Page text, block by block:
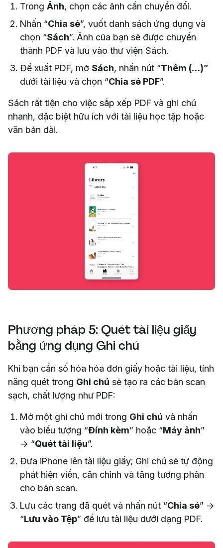
Trong Ảnh, chọn các ảnh cần chuyển đổi.
Nhấn “Chia sẻ”, vuốt danh sách ứng dụng và
chọn “Sách”. Ảnh của bạn sẽ được chuyển
thành PDF và lưu vào thư viện Sách.
Để xuất PDF, mở Sách, nhấn nút “Thêm (…)”
dưới tài liệu và chọn “Chia sẻ PDF”.
Sách rất tiện cho việc sắp xếp PDF và ghi chú
nhanh, đặc biệt hữu ích với tài liệu học tập hoặc
văn bản dài.
Phương pháp 5: Quét tài liệu giấy
bằng ứng dụng Ghi chú
Khi bạn cần số hóa hóa đơn giấy hoặc tài liệu, tính
năng quét trong Ghi chú sẽ tạo ra các bản scan
sạch, chất lượng như PDF:
Mở một ghi chú mới trong Ghi chú và nhấn
vào biểu tượng “Đính kèm” hoặc “Máy ảnh”
→ “Quét tài liệu”.
Đưa iPhone lên tài liệu giấy; Ghi chú sẽ tự động
phát hiện viền, căn chỉnh và tăng tương phản
cho bản scan.
Lưu các trang đã quét và nhấn nút “Chia sẻ” →
“Lưu vào Tệp” để lưu tài liệu dưới dạng PDF.